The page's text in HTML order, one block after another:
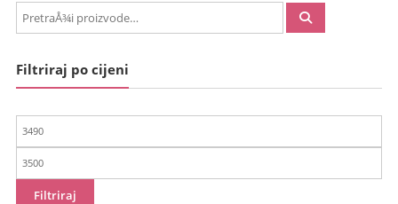
PretraÅ¾i:
Filtriraj po cijeni
Min
cijena
Maks
cijena
Filtriraj